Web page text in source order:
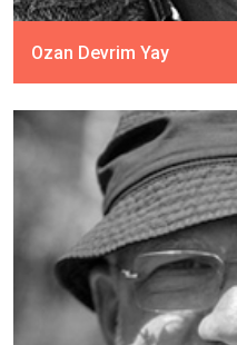
Ozan Devrim Yay